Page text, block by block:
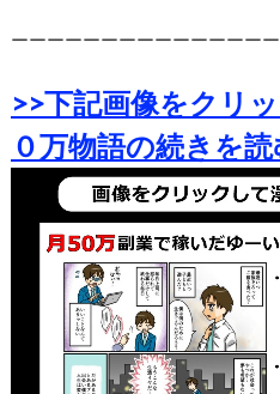
ーーーーーーーーーーーーーー
>>下記画像をクリ
０万物語の続きを